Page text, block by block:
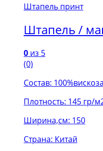
Штапель принт
Штапель /
0 из 5
(0)
Состав: 100%вискоза
Плотность: 145 гр/
Ширина,см: 150
Страна: Китай